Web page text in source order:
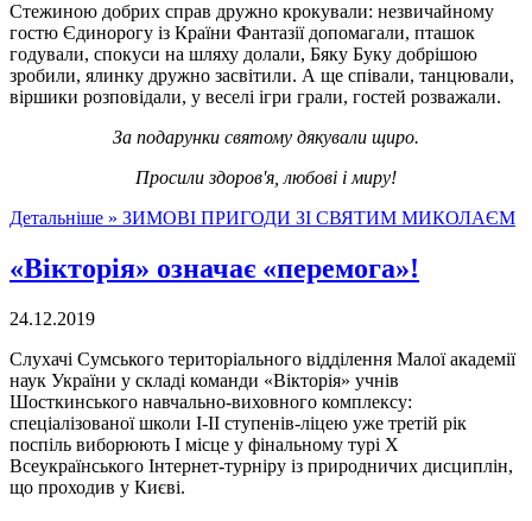
Стежиною добрих справ дружно крокували: незвичайному
гостю Єдинорогу із Країни Фантазії допомагали, пташок
годували, спокуси на шляху долали, Бяку Буку добрішою
зробили, ялинку дружно засвітили. А ще співали, танцювали,
віршики розповідали, у веселі ігри грали, гостей розважали.
За подарунки святому дякували щиро.
Просили здоров'я, любові і миру!
Детальніше » ЗИМОВІ ПРИГОДИ ЗІ СВЯТИМ МИКОЛАЄМ
«Вікторія» означає «перемога»!
24.12.2019
Слухачі Сумського територіального відділення Малої академії
наук України у складі команди «Вікторія» учнів
Шосткинського навчально-виховного комплексу:
спеціалізованої школи І-ІІ ступенів-ліцею уже третій рік
поспіль виборюють І місце у фінальному турі Х
Всеукраїнського Інтернет-турніру із природничих дисциплін,
що проходив у Києві.